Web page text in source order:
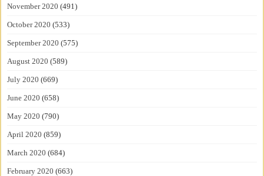
November 2020 (491)
October 2020 (533)
September 2020 (575)
August 2020 (589)
July 2020 (669)
June 2020 (658)
May 2020 (790)
April 2020 (859)
March 2020 (684)
February 2020 (663)